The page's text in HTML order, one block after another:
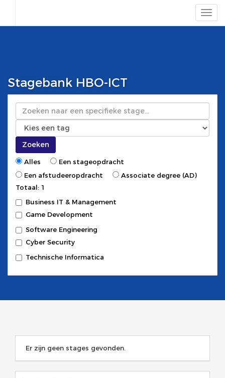
Stagebank HBO-ICT
Zoeken
Zoeken
Alles
Een stageopdracht
Een afstudeeropdracht
Associate degree (AD)
Totaal: 1
Business IT & Management
Game Development
Software Engineering
Cyber Security
Technische Informatica
Er zijn geen stages gevonden.